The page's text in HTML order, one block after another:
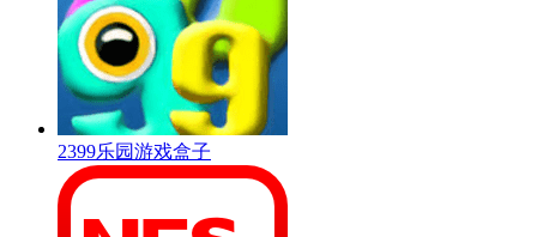
2399乐园游戏盒子